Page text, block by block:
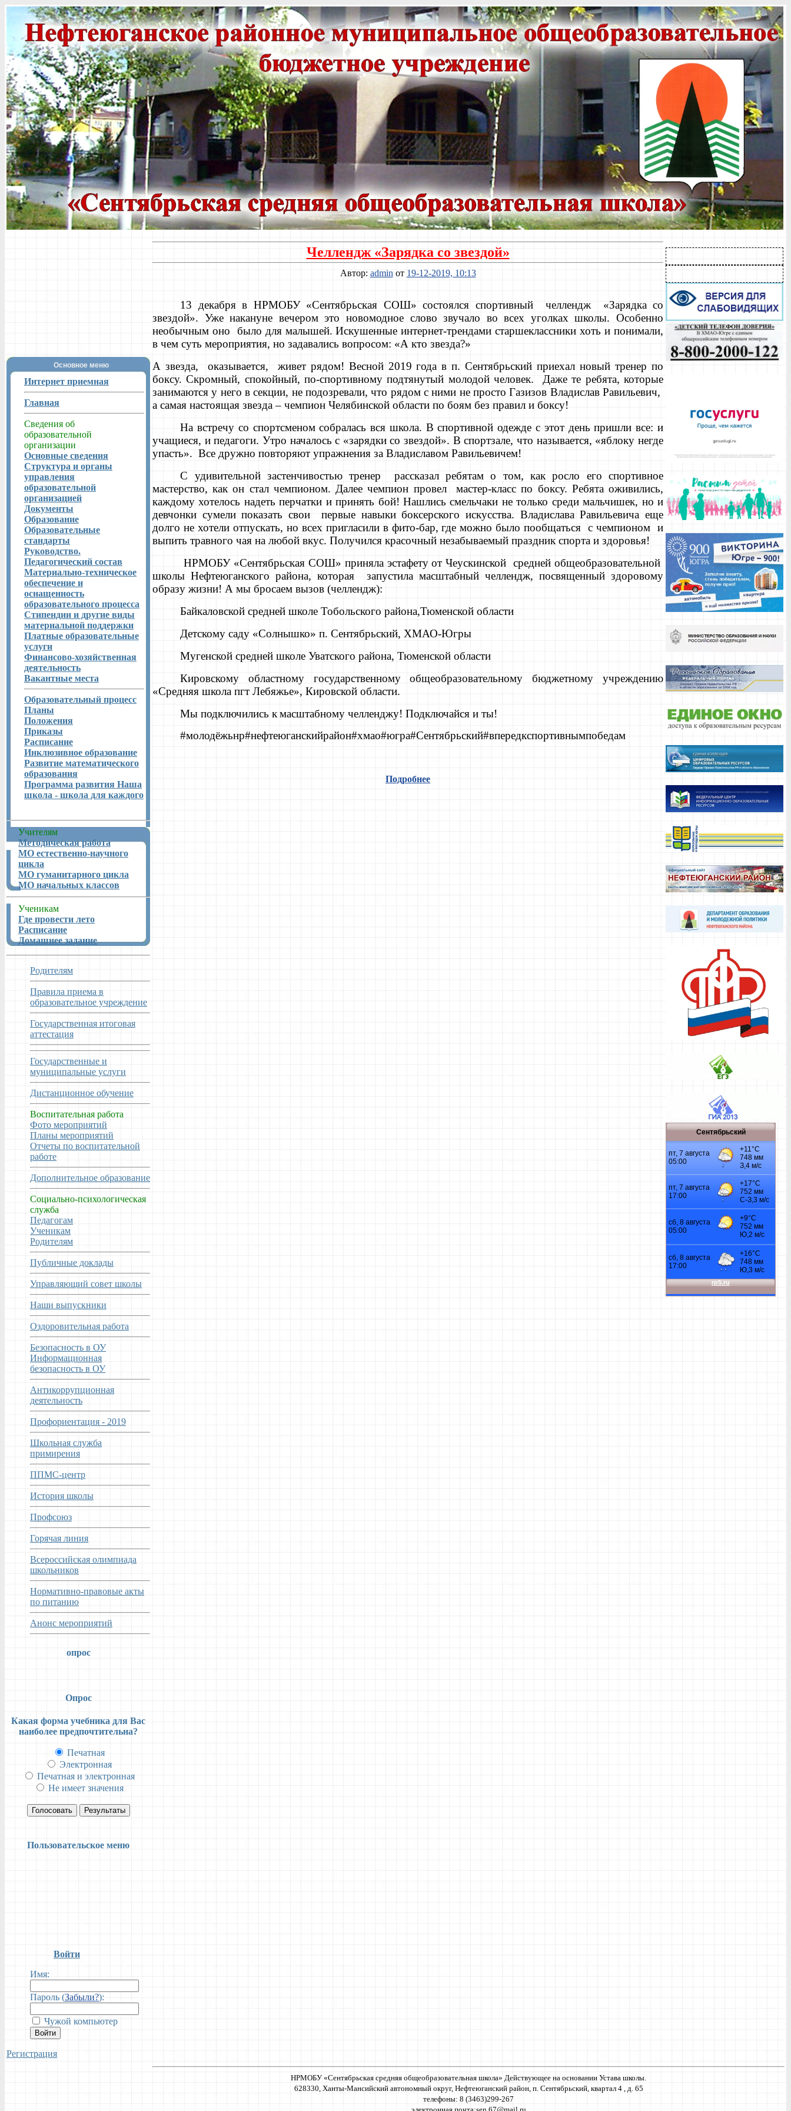
Основное меню
Интернет приемная
Главная
Сведения об
образовательной
организации
Основные сведения
Структура и органы
управления
образовательной
организацией
Документы
Образование
Образовательные
стандарты
Руководство.
Педагогический состав
Материально-техническое
обеспечение и
оснащенность
образовательного процесса
Стипендии и другие виды
материальной поддержки
Платные образовательные
услуги
Финансово-хозяйственная
деятельность
Вакантные места
Образовательный процесс
Планы
Положения
Приказы
Расписание
Инклюзивное образование
Развитие математического
образования
Программа развития Наша
школа - школа для каждого
Учителям
Методическая работа
МО естественно-научного
цикла
МО гуманитарного цикла
МО начальных классов
Ученикам
Где провести лето
Расписание
Домашнее задание
Родителям
Правила приема в
образовательное учреждение
Государственная итоговая
аттестация
Государственные и
муниципальные услуги
Дистанционное обучение
Воспитательная работа
Фото мероприятий
Планы мероприятий
Отчеты по воспитательной
работе
Дополнительное образование
Социально-психологическая
служба
Педагогам
Ученикам
Родителям
Публичные доклады
Управляющий совет школы
Наши выпускники
Оздоровительная работа
Безопасность в ОУ
Информационная
безопасность в ОУ
Антикоррупционная
деятельность
Профориентация - 2019
Школьная служба
примирения
ППМС-центр
История школы
Профсоюз
Горячая линия
Всероссийская олимпиада
школьников
Нормативно-правовые акты
по питанию
Анонс мероприятий
опрос
Опрос
Какая форма учебника для Вас
наиболее предпочтительна?
Печатная
Электронная
Печатная и электронная
Не имеет значения
Голосовать Результаты
Пользовательское меню
Войти
Имя:
Пароль (Забыли?):
Чужой компьютер
Войти
Регистрация
Челлендж «Зарядка со звездой»
Автор: admin от 19-12-2019, 10:13
13 декабря в НРМОБУ «Сентябрьская СОШ» состоялся спортивный челлендж «Зарядка со
звездой». Уже накануне вечером это новомодное слово звучало во всех уголках школы. Особенно
необычным оно было для малышей. Искушенные интернет-трендами старшеклассники хоть и понимали,
в чем суть мероприятия, но задавались вопросом: «А кто звезда?»
А звезда, оказывается, живет рядом! Весной 2019 года в п. Сентябрьский приехал новый тренер по
боксу. Скромный, спокойный, по-спортивному подтянутый молодой человек. Даже те ребята, которые
занимаются у него в секции, не подозревали, что рядом с ними не просто Газизов Владислав Равильевич,
а самая настоящая звезда – чемпион Челябинской области по боям без правил и боксу!
На встречу со спортсменом собралась вся школа. В спортивной одежде с этот день пришли все: и
учащиеся, и педагоги. Утро началось с «зарядки со звездой». В спортзале, что называется, «яблоку негде
упасть». Все дружно повторяют упражнения за Владиславом Равильевичем!
С удивительной застенчивостью тренер рассказал ребятам о том, как росло его спортивное
мастерство, как он стал чемпионом. Далее чемпион провел мастер-класс по боксу. Ребята оживились,
каждому хотелось надеть перчатки и принять бой! Нашлись смельчаки не только среди мальчишек, но и
девчонки сумели показать свои первые навыки боксерского искусства. Владислава Равильевича еще
долго не хотели отпускать, но всех пригласили в фито-бар, где можно было пообщаться с чемпионом и
выпить травного чая на любой вкус. Получился красочный незабываемый праздник спорта и здоровья!
НРМОБУ «Сентябрьская СОШ» приняла эстафету от Чеускинской средней общеобразовательной
школы Нефтеюганского района, которая запустила масштабный челлендж, посвященный здоровому
образу жизни! А мы бросаем вызов (челлендж):
Байкаловской средней школе Тобольского района,Тюменской области
Детскому саду «Солнышко» п. Сентябрьский, ХМАО-Югры
Мугенской средней школе Уватского района, Тюменской области
Кировскому областному государственному общеобразовательному бюджетному учреждению
«Средняя школа пгт Лебяжье», Кировской области.
Мы подключились кмасштабному челленджу! Подключайся и ты!
#молодёжьнр#нефтеюганскийрайон#хмао#югра#Сентябрьский#впередкспортивнымпобедам
Подробнее
Сентябрьский
НРМОБУ «Сентябрьская средняя общеобразовательная школа» Действующее на основании Устава школы.
628330, Ханты-Мансийский автономный округ, Нефтеюганский район, п. Сентябрьский, квартал 4 , д. 65
телефоны: 8 (3463)299-267